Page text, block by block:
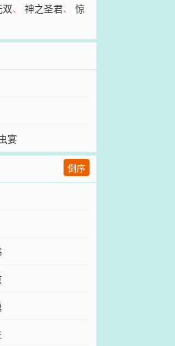
双、神之圣君、惊
宴
倒序